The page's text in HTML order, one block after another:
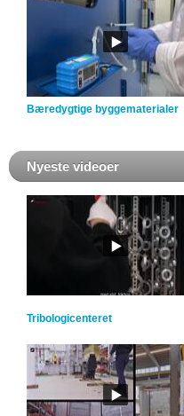
Bæredygtige byggematerialer
Nyeste videoer
Tribologicenteret